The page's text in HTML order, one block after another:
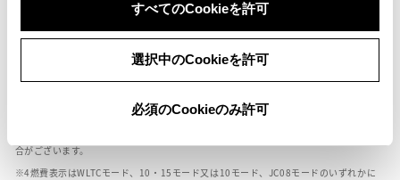
すべてのCookieを許可
選択中のCookieを許可
必須のCookieのみ許可
車の種類、仕様により数値が複数ある場合とサスペンション形式などにより、ホイ
合がございます。
燃費表示はWLTCモード、10・15モード又は10モード、JC08モードのいずれかに